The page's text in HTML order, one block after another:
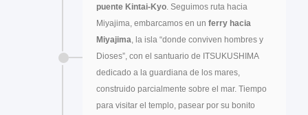
puente Kintai-Kyo. Seguimos ruta hacia
Miyajima, embarcamos en un ferry hacia
Miyajima, la isla “donde conviven hombres y
Dioses”, con el santuario de ITSUKUSHIMA
dedicado a la guardiana de los mares,
construido parcialmente sobre el mar. Tiempo
para visitar el templo, pasear por su bonito